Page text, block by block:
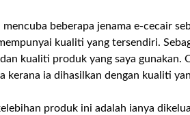
mencuba beberapa jenama e-cecair
kualiti yang tersendiri.
kualiti produk yang saya
kerana ia dihasilkan dengan kualiti
produk ini adalah ianya